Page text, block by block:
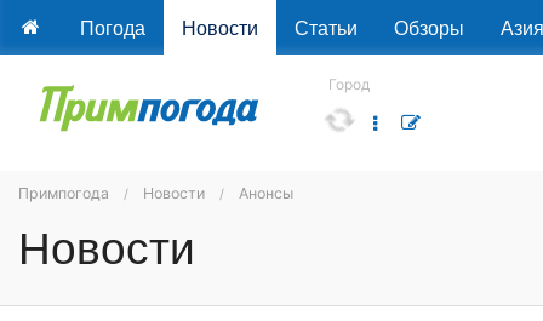
Погода Новости Статьи Обзоры Азия
Город
Примпогода Новости Анонсы
Новости